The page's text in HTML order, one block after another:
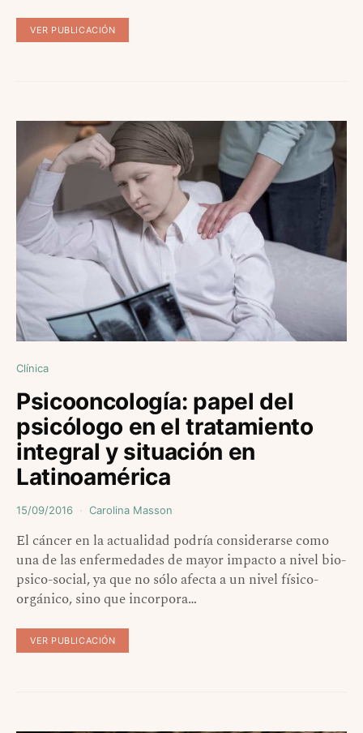
VER PUBLICACIÓN
Clínica
Psicooncología: papel del
psicólogo en el tratamiento
integral y situación en
Latinoamérica
15/09/2016 Carolina Masson
El cáncer en la actualidad podría considerarse como
una de las enfermedades de mayor impacto a nivel bio-
psico-social, ya que no sólo afecta a un nivel físico-
orgánico, sino que incorpora…
VER PUBLICACIÓN